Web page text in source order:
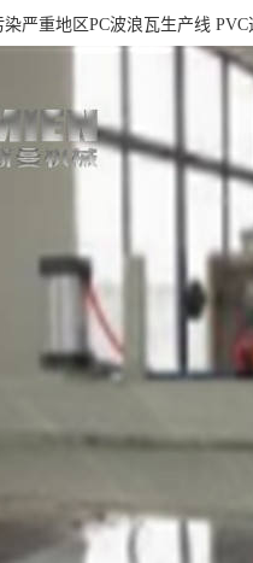
严重地区PC波浪瓦生产线